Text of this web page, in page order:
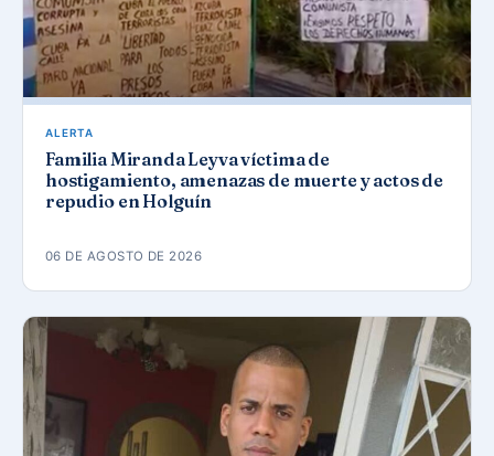
ALERTA
Familia Miranda Leyva víctima de
hostigamiento, amenazas de muerte y actos de
repudio en Holguín
06 DE AGOSTO DE 2026